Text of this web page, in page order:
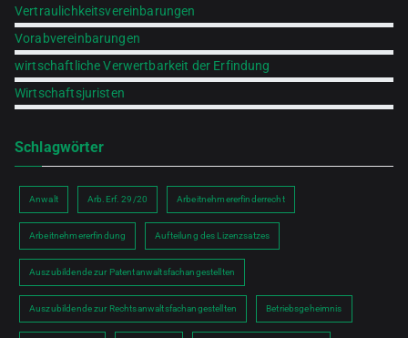
Vertraulichkeitsvereinbarungen
Vorabvereinbarungen
wirtschaftliche Verwertbarkeit der Erfindung
Wirtschaftsjuristen
Schlagwörter
Anwalt Arb.Erf. 29/20 Arbeitnehmererfinderrecht
Arbeitnehmererfindung Aufteilung des Lizenzsatzes
Auszubildende zur Patentanwaltsfachangestellten
Auszubildende zur Rechtsanwaltsfachangestellten Betriebsgeheimnis